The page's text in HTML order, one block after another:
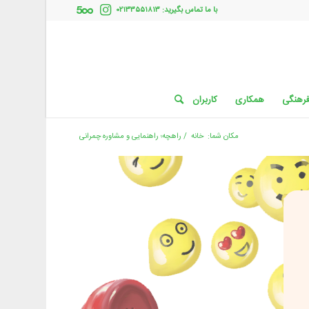
با ما تماس بگیرید: ۰۲۱۳۳۵۵۱۸۱۳
همکاری کاربران
مکان شما: خانه / راهچه؛ راهنمایی و مشاوره چمرانی